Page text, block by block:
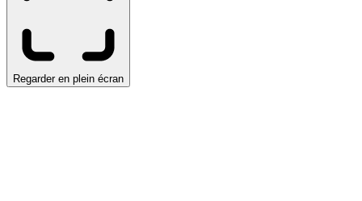
Regarder en plein écran